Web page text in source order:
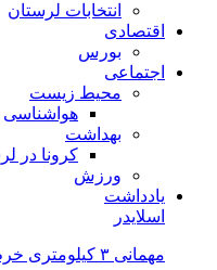
انتخابات لرستان
اقتصادی
بورس
اجتماعی
محیط زیست
هواشناسی
بهداشت
کرونا در
ورزش
یادداشت
اسلایدر
مهمانی ۳ کیلومتری خرم آباد؛ کاری بزرگ با چند نقد کوچک